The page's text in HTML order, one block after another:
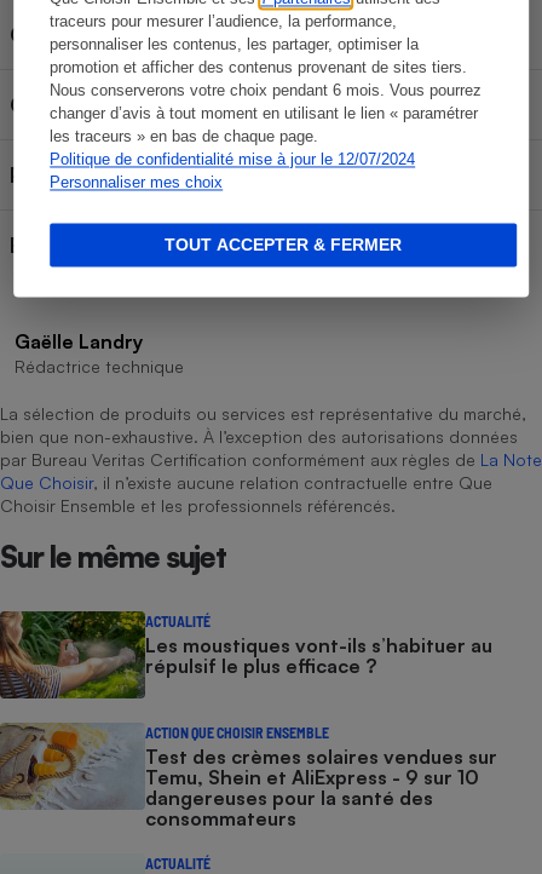
traceurs pour mesurer l’audience, la performance,
personnaliser les contenus, les partager, optimiser la
promotion et afficher des contenus provenant de sites tiers.
Nous conserverons votre choix pendant 6 mois. Vous pourrez
changer d’avis à tout moment en utilisant le lien « paramétrer
les traceurs » en bas de chaque page.
Politique de confidentialité mise à jour le 12/07/2024
Personnaliser mes choix
TOUT ACCEPTER & FERMER
Conditionnement Bille
Contenance 50 ml
Prix au litre 16 €/l
Bio Non
Gaëlle Landry
Rédactrice technique
La sélection de produits ou services est représentative du marché,
bien que non-exhaustive. À l’exception des autorisations données
par Bureau Veritas Certification conformément aux règles de La Note
Que Choisir, il n’existe aucune relation contractuelle entre Que
Choisir Ensemble et les professionnels référencés.
Sur le même sujet
ACTUALITÉ
Les moustiques vont-ils s’habituer au
répulsif le plus efficace ?
ACTION QUE CHOISIR ENSEMBLE
Test des crèmes solaires vendues sur
Temu, Shein et AliExpress - 9 sur 10
dangereuses pour la santé des
consommateurs
ACTUALITÉ